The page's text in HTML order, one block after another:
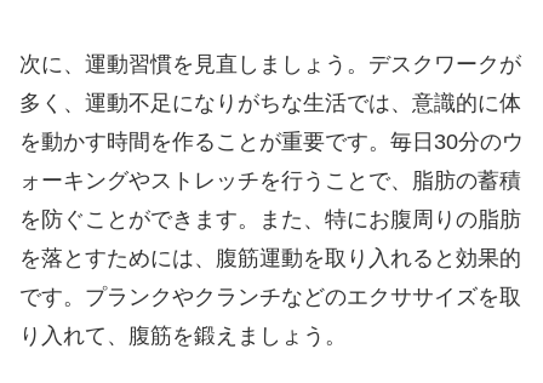
次に、運動習慣を見直しましょう。デスクワークが
多く、運動不足になりがちな生活では、意識的に体
を動かす時間を作ることが重要です。毎日30分のウ
ォーキングやストレッチを行うことで、脂肪の蓄積
を防ぐことができます。また、特にお腹周りの脂肪
を落とすためには、腹筋運動を取り入れると効果的
です。プランクやクランチなどのエクササイズを取
り入れて、腹筋を鍛えましょう。